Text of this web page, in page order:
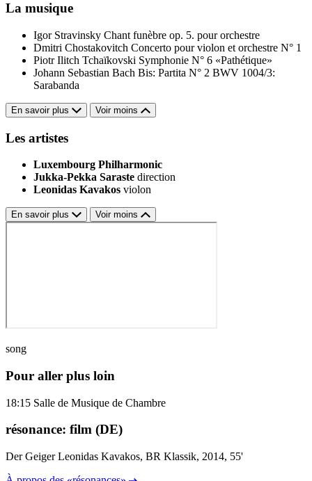
La musique
Igor Stravinsky Chant funèbre op. 5. pour orchestre
Dmitri Chostakovitch Concerto pour violon et orchestre N° 1
Piotr Ilitch Tchaïkovski Symphonie N° 6 «Pathétique»
Johann Sebastian Bach Bis: Partita N° 2 BWV 1004/3:
Sarabanda
En savoir plus Voir moins
Les artistes
Luxembourg Philharmonic
Jukka-Pekka Saraste direction
Leonidas Kavakos violon
En savoir plus Voir moins
song
Pour aller plus loin
18:15 Salle de Musique de Chambre
résonance: film (DE)
Der Geiger Leonidas Kavakos, BR Klassik, 2014, 55'